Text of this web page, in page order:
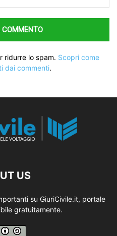
ridurre lo spam. Scopri come
dai commenti.
US
su GiuriCivile.it, portale
gratuitamente.